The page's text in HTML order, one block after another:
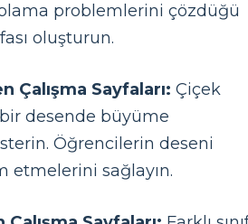
problemlerini çözdüğü
oluşturun.
Çalışma Sayfaları: Çiçek
desende büyüme
Öğrencilerin deseni
etmelerini sağlayın.